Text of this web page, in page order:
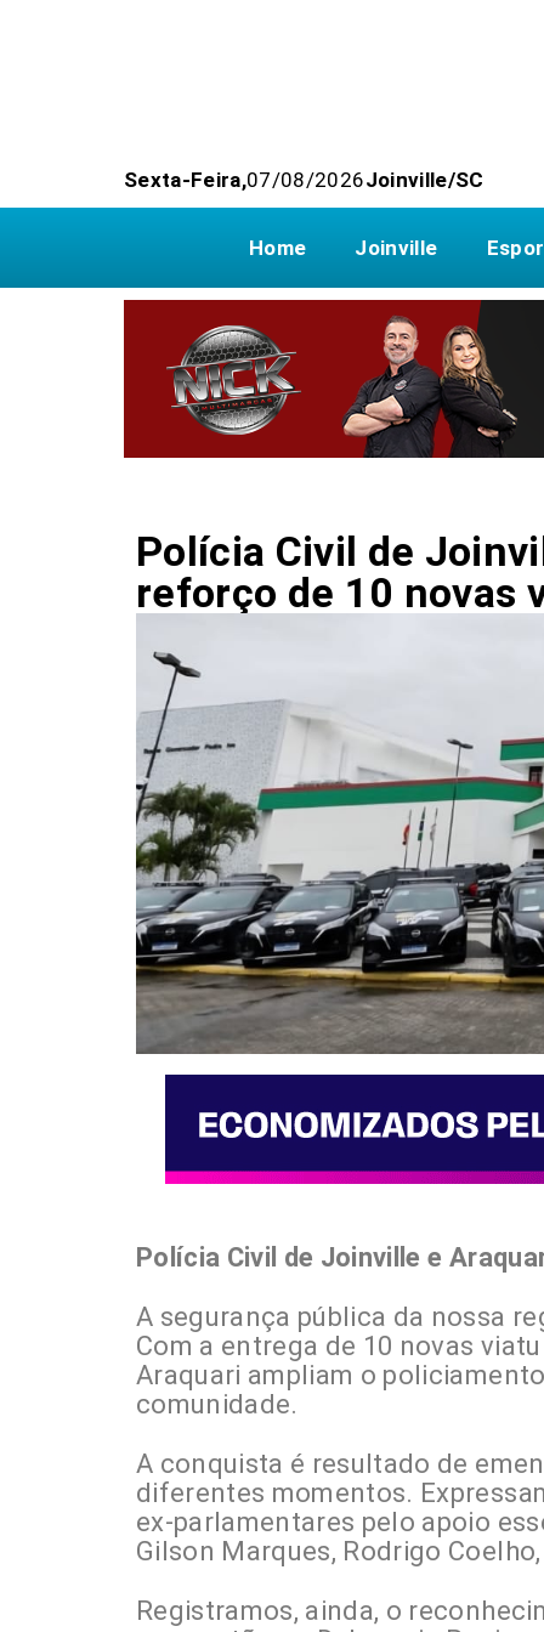
Sexta-Feira,07/08/2026Joinville/SC
Home Joinville
Polícia Civil de
reforço de 10 novas
Polícia Civil de Joinville e
A segurança pública da nossa
Com a entrega de 10 novas
Araquari ampliam o
comunidade.
A conquista é resultado de
diferentes momentos.
ex-parlamentares pelo apoio
Gilson Marques, Rodrigo
Registramos, ainda, o